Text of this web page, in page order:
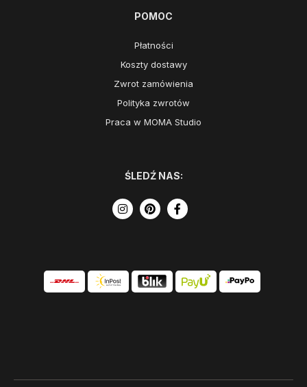
POMOC
Płatności
Koszty dostawy
Zwrot zamówienia
Polityka zwrotów
Praca w MOMA Studio
ŚLEDŹ NAS: